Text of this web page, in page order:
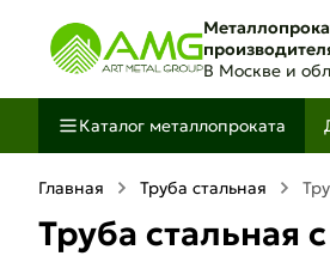
В Москве и
Каталог металлопроката
Главная Труба стальная
Труба стальная